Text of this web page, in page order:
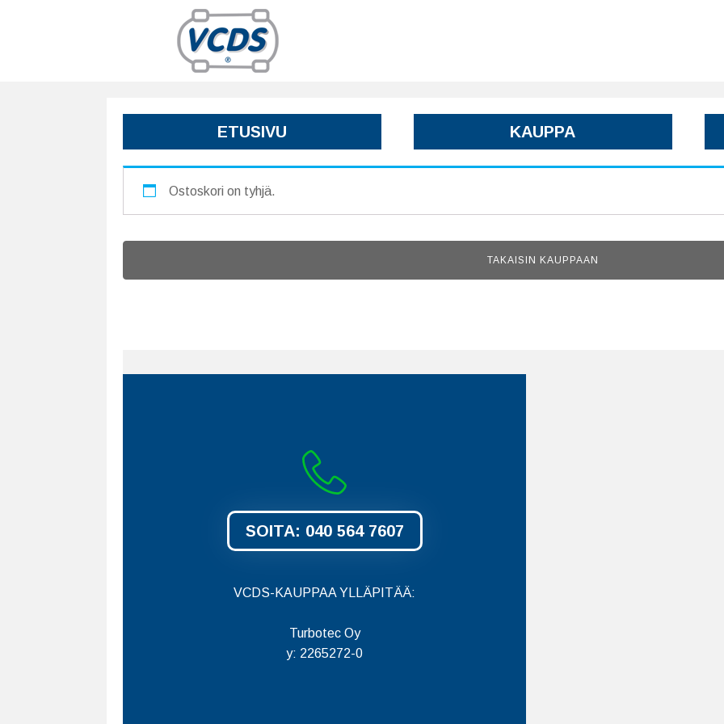
ETUSIVU KAUPPA
Ostoskori on tyhjä.
TAKAISIN KAUPPAAN
SOITA: 040 564 7607
VCDS-KAUPPAA YLLÄPITÄÄ:
Turbotec Oy
y: 2265272-0